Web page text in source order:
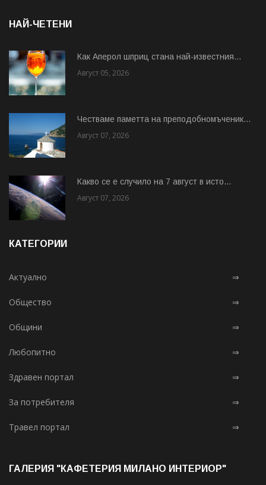
НАЙ-ЧЕТЕНИ
Как Аперол шприц стана най-известния...
Август 05, 2026
Честваме паметта на преподобномъченик...
Август 07, 2026
Какво се е случило на 7 август в исто...
Август 07, 2026
КАТЕГОРИИ
Актуално ⇒
Общество ⇒
Общини ⇒
Любопитно ⇒
Здравен портал ⇒
За потребителя ⇒
Травел портал ⇒
ГАЛЕРИЯ "КАФЕТЕРИЯ МИЛАНО ИНТЕРИОР"